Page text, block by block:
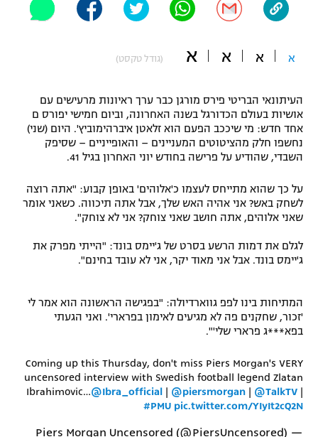
"מחצית בשכונה" – פודקאסט
תקנון משתתפים וזוכים בפרסים
תקנון עבור פעילות אלקטרה
טניס
גיימינג E-Sports
תנאי שימוש
מדיניות פרטיות
תקנון פעילות ספורט 1
רשיון להקרנה פומבית לבית עסק
הצטרפות לחבילת הערוצים
לוח דרושים – ג'ובנט
ספורט מוטורי
כדורמים
פוטבול אמריקאי NFL
בייסבול MLB
ספורט אתגרי ואקסטרים
א א א א (גודל טקסט)
העיתונאי הבריטי פירס מורגן כבר ערך ראיונות מרעישים עם
אושיות בעולם הכדורגל בשנה האחרונה, וביום חמישי יפורס ם
אחד חדש: מי שיככב הפעם הוא זלאטן איברהימוביץ'. היום (שני)
נחשפו חלק מהציטוטים המעניינים – והאופייניים – שסיפק
השבדי, שהודיע על פרישה בחודש יוני האחרון בגיל 41.
על כך שהוא מתייחס לעצמו כ'אלוהים' באופן קבוע: "אתה רוצה
לשחק באש? אני אהיה האש שלך, אבל אתה תיכווה. כשאני אומר
שאני אלוהים, אתה חושב שאני צוחק? אני לא צוחק".
לגלם את דמות הרשע בסרט של ג'יימס בונד: "הייתי מפרק את
ג'יימס בונד. אבל אני מאוד יקר, אני לא עובד בחינם".
המתיחות בינו לפפ גווארדיולה: "בפגישה הראשונה הוא אמר לי
'זכור, שחקנים פה לא מגיעים לאימון בפרארי'. ואני הגעתי
בפא***ג פרארי שלי'".
Coming up this Thursday, don't miss Piers Morgan's VERY
uncensored interview with Swedish football legend Zlatan
Ibrahimovic…@Ibra_official | @piersmorgan | @TalkTV |
#PMU pic.twitter.com/YIyIt2cQ2N
— Piers Morgan Uncensored (@PiersUncensored)